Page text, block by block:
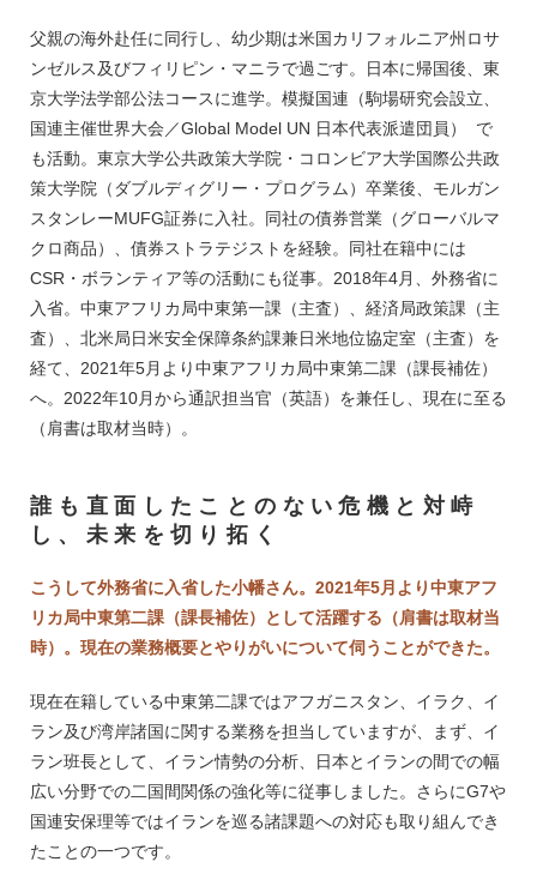
父親の海外赴任に同行し、幼少期は米国カリフォルニア州ロサ
ンゼルス及びフィリピン・マニラで過ごす。日本に帰国後、東
京大学法学部公法コースに進学。模擬国連（駒場研究会設立、
国連主催世界大会／Global Model UN 日本代表派遣団員） で
も活動。東京大学公共政策大学院・コロンビア大学国際公共政
策大学院（ダブルディグリー・プログラム）卒業後、モルガン
スタンレーMUFG証券に入社。同社の債券営業（グローバルマ
クロ商品）、債券ストラテジストを経験。同社在籍中には
CSR・ボランティア等の活動にも従事。2018年4月、外務省に
入省。中東アフリカ局中東第一課（主査）、経済局政策課（主
査）、北米局日米安全保障条約課兼日米地位協定室（主査）を
経て、2021年5月より中東アフリカ局中東第二課（課長補佐）
へ。2022年10月から通訳担当官（英語）を兼任し、現在に至る
（肩書は取材当時）。
誰も直面したことのない危機と対峙
し、未来を切り拓く
こうして外務省に入省した小幡さん。2021年5月より中東アフ
リカ局中東第二課（課長補佐）として活躍する（肩書は取材当
時）。現在の業務概要とやりがいについて伺うことができた。
現在在籍している中東第二課ではアフガニスタン、イラク、イ
ラン及び湾岸諸国に関する業務を担当していますが、まず、イ
ラン班長として、イラン情勢の分析、日本とイランの間での幅
広い分野での二国間関係の強化等に従事しました。さらにG7や
国連安保理等ではイランを巡る諸課題への対応も取り組んでき
たことの一つです。